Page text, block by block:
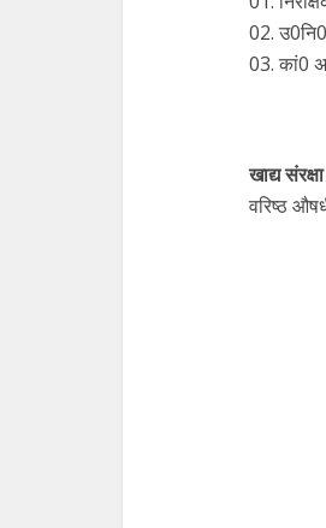
02. उ0नि0
03. कां0
खाद्य
वरिष्ठ